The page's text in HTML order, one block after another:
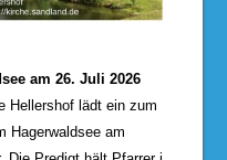
am 26. Juli 2026
Hellershof lädt ein zum
Hagerwaldsee am